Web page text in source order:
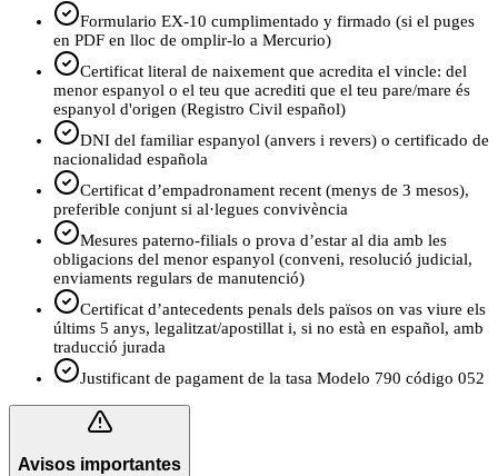
Formulario EX-10 cumplimentado y firmado (si el puges
en PDF en lloc de omplir-lo a Mercurio)
Certificat literal de naixement que acredita el vincle: del
menor espanyol o el teu que acrediti que el teu pare/mare és
espanyol d'origen (Registro Civil español)
DNI del familiar espanyol (anvers i revers) o certificado de
nacionalidad española
Certificat d’empadronament recent (menys de 3 mesos),
preferible conjunt si al·legues convivència
Mesures paterno-filials o prova d’estar al dia amb les
obligacions del menor espanyol (conveni, resolució judicial,
enviaments regulars de manutenció)
Certificat d’antecedents penals dels països on vas viure els
últims 5 anys, legalitzat/apostillat i, si no està en español, amb
traducció jurada
Justificant de pagament de la tasa Modelo 790 código 052
Avisos importantes